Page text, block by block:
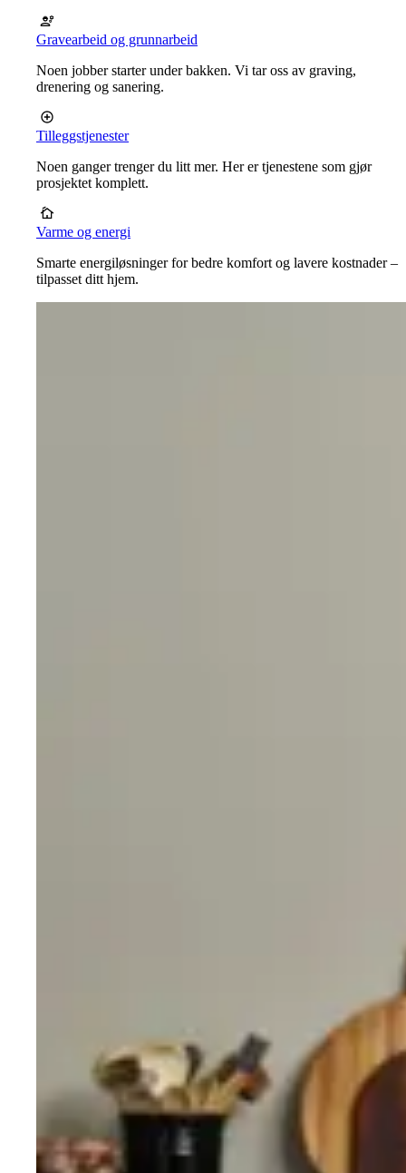
Gravearbeid og grunnarbeid
Noen jobber starter under bakken. Vi tar oss av graving,
drenering og sanering.
Tilleggstjenester
Noen ganger trenger du litt mer. Her er tjenestene som gjør
prosjektet komplett.
Varme og energi
Smarte energiløsninger for bedre komfort og lavere kostnader –
tilpasset ditt hjem.